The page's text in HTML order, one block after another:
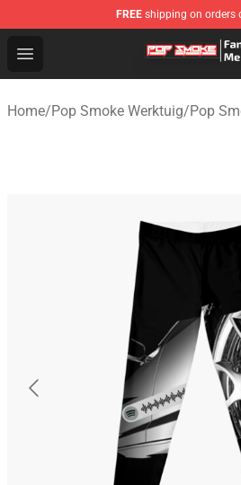
FREE shipping on orders
Open menu
Pop Smoke Store - Official
Home/Pop Smoke Werktuig/Pop